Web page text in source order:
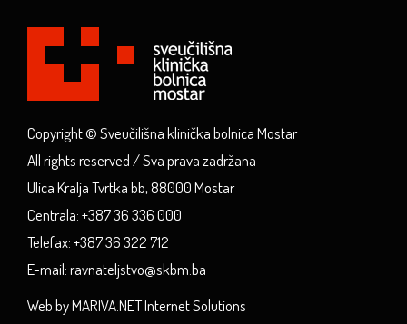
Copyright © Sveučilišna klinička bolnica Mostar
All rights reserved / Sva prava zadržana
Ulica Kralja Tvrtka bb, 88000 Mostar
Centrala: +387 36 336 000
Telefax: +387 36 322 712
E-mail: ravnateljstvo@skbm.ba
Web by MARIVA.NET Internet Solutions